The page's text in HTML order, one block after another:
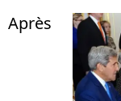
Après